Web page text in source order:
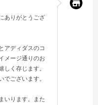
ありがとうござ
アディダスのコ
メージ通りのお
しく存じます。
でございます。
いります。また